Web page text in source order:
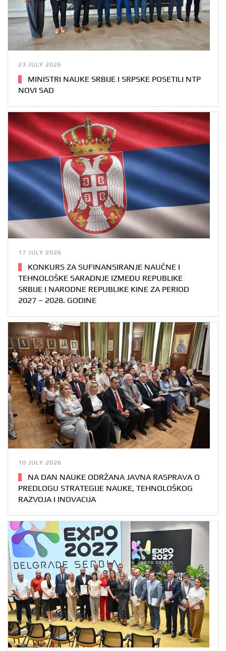
23 JULY 2026
MINISTRI NAUKE SRBIJE I SRPSKE POSETILI NTP
NOVI SAD
17 JULY 2026
KONKURS ZA SUFINANSIRANJE NAUČNE I
TEHNOLOŠKE SARADNJE IZMEĐU REPUBLIKE
SRBIJE I NARODNE REPUBLIKE KINE ZA PERIOD
2027 – 2028. GODINE
10 JULY 2026
NA DAN NAUKE ODRŽANA JAVNA RASPRAVA O
PREDLOGU STRATEGIJE NAUKE, TEHNOLOŠKOG
RAZVOJA I INOVACIJA